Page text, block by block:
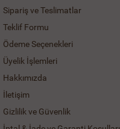
Sipariş ve Teslimatlar
Teklif Formu
Ödeme Seçenekleri
Üyelik İşlemleri
Hakkımızda
İletişim
Gizlilik ve Güvenlik